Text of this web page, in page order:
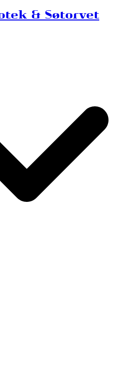
& Søtorvet